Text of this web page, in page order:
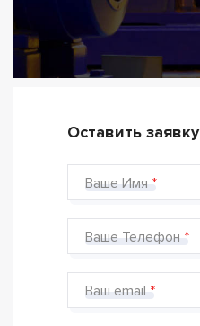
Оставить заявку
Ваше Имя
Ваше Телефон
Ваш email